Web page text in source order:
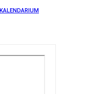
KALENDARIUM